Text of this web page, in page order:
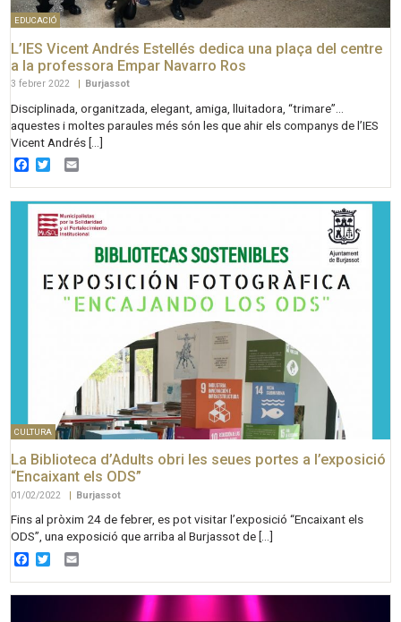
EDUCACIÓ
L’IES Vicent Andrés Estellés dedica una plaça del centre
a la professora Empar Navarro Ros
3 febrer 2022 | Burjassot
Disciplinada, organitzada, elegant, amiga, lluitadora, “trimare”…
aquestes i moltes paraules més són les que ahir els companys de l’IES
Vicent Andrés […]
Facebook
Twitter
CULTURA
La Biblioteca d’Adults obri les seues portes a l’exposició
“Encaixant els ODS”
01/02/2022 | Burjassot
Fins al pròxim 24 de febrer, es pot visitar l’exposició “Encaixant els
ODS”, una exposició que arriba al Burjassot de […]
Facebook
Twitter